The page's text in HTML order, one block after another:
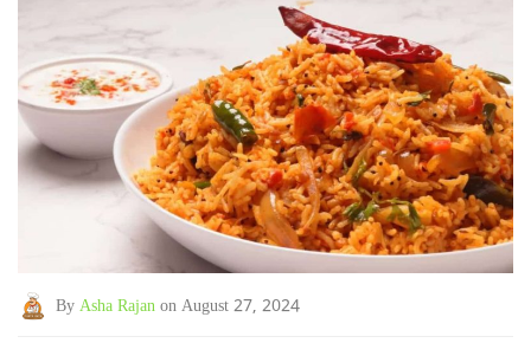
By Asha Rajan on August 27, 2024